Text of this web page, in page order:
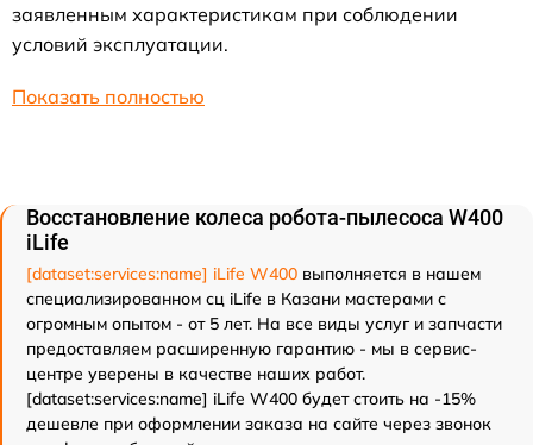
заявленным характеристикам при соблюдении
условий эксплуатации.
Показать полностью
Восстановление колеса робота-пылесоса W400
iLife
[dataset:services:name] iLife W400 выполняется в нашем
специализированном сц iLife в Казани мастерами с
огромным опытом - от 5 лет. На все виды услуг и запчасти
предоставляем расширенную гарантию - мы в сервис-
центре уверены в качестве наших работ.
[dataset:services:name] iLife W400 будет стоить на -15%
дешевле при оформлении заказа на сайте через звонок